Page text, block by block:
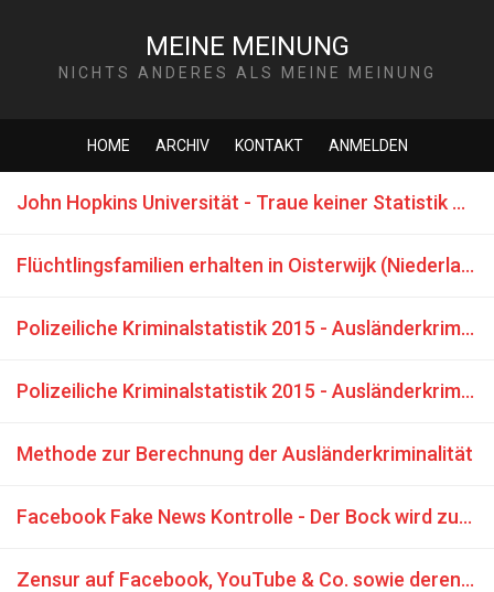
MEINE MEINUNG
NICHTS ANDERES ALS MEINE MEINUNG
HOME ARCHIV KONTAKT ANMELDEN
John Hopkins Universität - Traue keiner Statistik welche Du nicht selbst gefälscht hast
Flüchtlingsfamilien erhalten in Oisterwijk (Niederlande) 10.000 Euro Förderung
Polizeiliche Kriminalstatistik 2015 - Ausländerkriminalität
Polizeiliche Kriminalstatistik 2015 - Ausländerkriminalität - Fehlerquellen
Methode zur Berechnung der Ausländerkriminalität
Facebook Fake News Kontrolle - Der Bock wird zum Gärtner gemacht
Zensur auf Facebook, YouTube & Co. sowie deren Auswirkungen